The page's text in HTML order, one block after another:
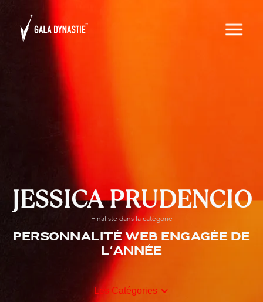
JESSICA PRUDENCIO
Finaliste dans la catégorie
Personnalité Web engagée de
l’année
Les Catégories